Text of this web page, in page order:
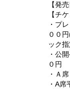
【発
【チ
・プ
００
ック
・公
０円
・Ａ
・A